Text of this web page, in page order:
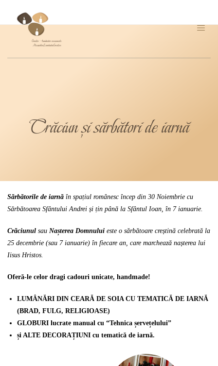
Crăciun și sărbători de iarnă
Sărbătorile de iarnă în spațiul românesc încep din 30 Noiembrie cu
Sărbătoarea Sfântului Andrei și țin până la Sfântul Ioan, în 7 ianuarie.
Crăciunul sau Nașterea Domnului este o sărbătoare creștină celebrată la
25 decembrie (sau 7 ianuarie) în fiecare an, care marchează nașterea lui
Iisus Hristos.
Oferă-le celor dragi cadouri unicate, handmade!
LUMÂNĂRI DIN CEARĂ DE SOIA CU TEMATICĂ DE IARNĂ
(BRAD, FULG, RELIGIOASE)
GLOBURI lucrate manual cu “Tehnica șervețelului”
și ALTE DECORAȚIUNI cu tematică de iarnă.